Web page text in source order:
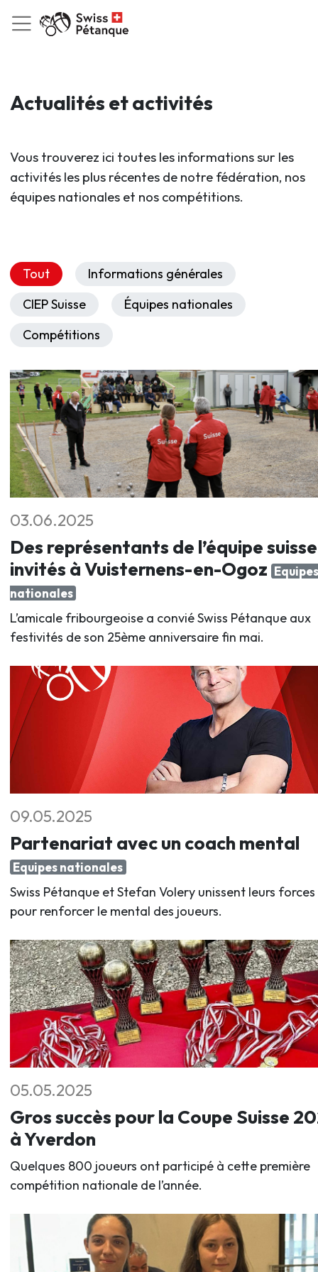
Actualités et activités
Vous trouverez ici toutes les informations sur les
activités les plus récentes de notre fédération, nos
équipes nationales et nos compétitions.
Tout
Informations générales
CIEP Suisse
Équipes nationales
Compétitions
03.06.2025
Des représentants de l’équipe suisse
invités à Vuisternens-en-Ogoz Equipes
nationales
L’amicale fribourgeoise a convié Swiss Pétanque aux
festivités de son 25ème anniversaire fin mai.
09.05.2025
Partenariat avec un coach mental
Equipes nationales
Swiss Pétanque et Stefan Volery unissent leurs forces
pour renforcer le mental des joueurs.
05.05.2025
Gros succès pour la Coupe Suisse
à Yverdon
Quelques 800 joueurs ont participé à cette première
compétition nationale de l’année.